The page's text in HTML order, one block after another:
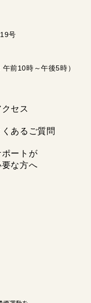
号
前10時～午後5時）
クセス
くあるご質問
ポートが
要な方へ